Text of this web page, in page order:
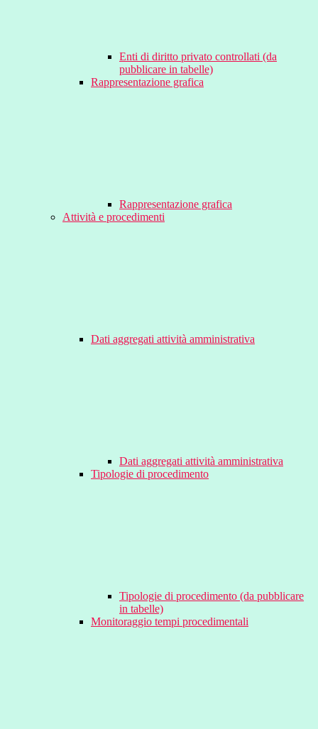
Enti di diritto privato controllati (da
pubblicare in tabelle)
Rappresentazione grafica
Rappresentazione grafica
Attività e procedimenti
Dati aggregati attività amministrativa
Dati aggregati attività amministrativa
Tipologie di procedimento
Tipologie di procedimento (da pubblicare
in tabelle)
Monitoraggio tempi procedimentali